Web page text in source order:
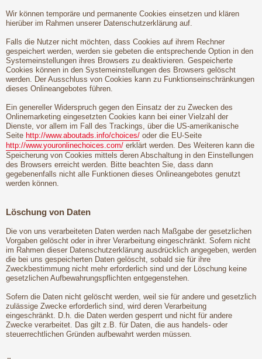
Wir können temporäre und permanente Cookies einsetzen und klären
hierüber im Rahmen unserer Datenschutzerklärung auf.
Falls die Nutzer nicht möchten, dass Cookies auf ihrem Rechner
gespeichert werden, werden sie gebeten die entsprechende Option in den
Systemeinstellungen ihres Browsers zu deaktivieren. Gespeicherte
Cookies können in den Systemeinstellungen des Browsers gelöscht
werden. Der Ausschluss von Cookies kann zu Funktionseinschränkungen
dieses Onlineangebotes führen.
Ein genereller Widerspruch gegen den Einsatz der zu Zwecken des
Onlinemarketing eingesetzten Cookies kann bei einer Vielzahl der
Dienste, vor allem im Fall des Trackings, über die US-amerikanische
Seite http://www.aboutads.info/choices/ oder die EU-Seite
http://www.youronlinechoices.com/ erklärt werden. Des Weiteren kann die
Speicherung von Cookies mittels deren Abschaltung in den Einstellungen
des Browsers erreicht werden. Bitte beachten Sie, dass dann
gegebenenfalls nicht alle Funktionen dieses Onlineangebotes genutzt
werden können.
Löschung von Daten
Die von uns verarbeiteten Daten werden nach Maßgabe der gesetzlichen
Vorgaben gelöscht oder in ihrer Verarbeitung eingeschränkt. Sofern nicht
im Rahmen dieser Datenschutzerklärung ausdrücklich angegeben, werden
die bei uns gespeicherten Daten gelöscht, sobald sie für ihre
Zweckbestimmung nicht mehr erforderlich sind und der Löschung keine
gesetzlichen Aufbewahrungspflichten entgegenstehen.
Sofern die Daten nicht gelöscht werden, weil sie für andere und gesetzlich
zulässige Zwecke erforderlich sind, wird deren Verarbeitung
eingeschränkt. D.h. die Daten werden gesperrt und nicht für andere
Zwecke verarbeitet. Das gilt z.B. für Daten, die aus handels- oder
steuerrechtlichen Gründen aufbewahrt werden müssen.